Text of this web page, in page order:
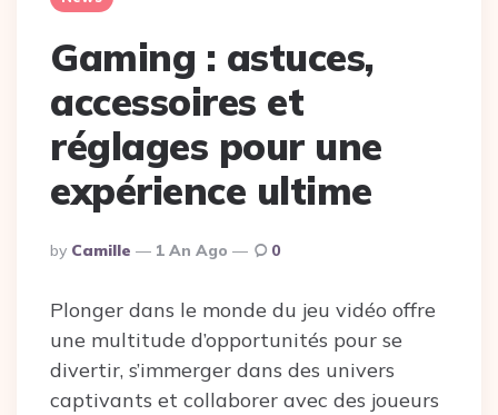
Gaming : astuces,
accessoires et
réglages pour une
expérience ultime
Posted
By
By Camille 1 An Ago 0
Plonger dans le monde du jeu vidéo offre
une multitude d’opportunités pour se
divertir, s’immerger dans des univers
captivants et collaborer avec des joueurs